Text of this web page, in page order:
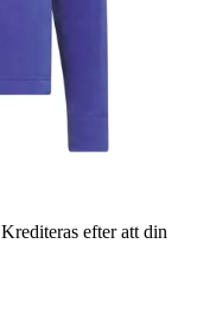
Krediteras efter att din